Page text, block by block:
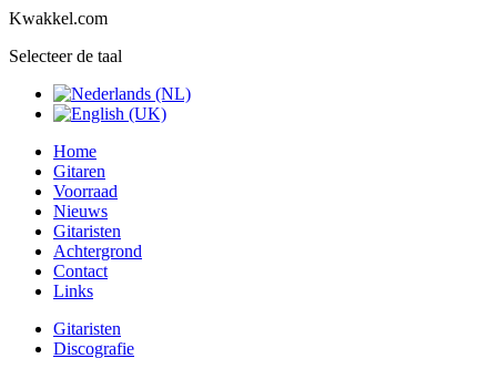
Kwakkel.com
Selecteer de taal
Home
Gitaren
Voorraad
Nieuws
Gitaristen
Achtergrond
Contact
Links
Gitaristen
Discografie